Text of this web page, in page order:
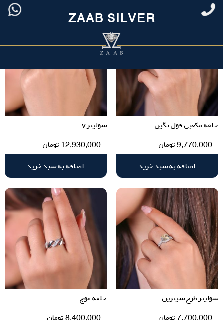
ZAAB SILVER
حلقه مکعبی فول نگین
9,770,000تومان
اضافه به سبد خرید
سولیتر v
12,930,000 تومان
اضافه به سبد خرید
سولیتر طرح سیترین
7,700,000تومان
حلقه موج
8,400,000تومان